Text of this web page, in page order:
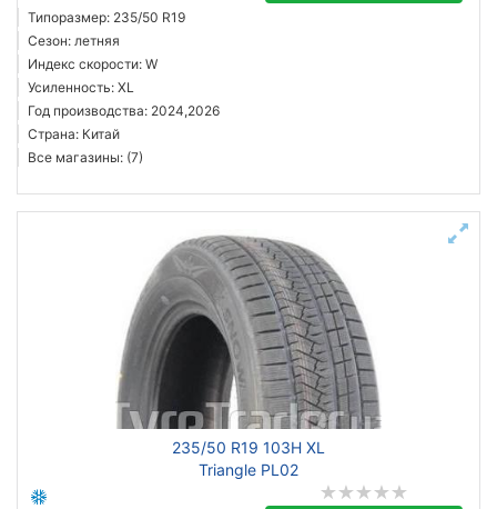
Типоразмер: 235/50 R19
Сезон: летняя
Индекс скорости: W
Усиленность: XL
Год производства: 2024,2026
Страна: Китай
Все магазины: (7)
235/50 R19 103H XL
Triangle PL02
Sailun
Goodyear
Bridgestone
Pirelli
Все бренды
Год производства
Страна производства
Подобрать